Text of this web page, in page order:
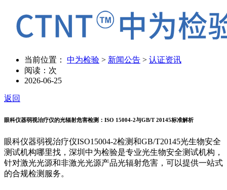
当前位置： 中为检验 > 新闻公告 > 认证资讯
阅读： 次
2026-06-25
返回
眼科仪器弱视治疗仪的光辐射危害检测：ISO 15004-2与GB/T 20145标准解析
眼科仪器弱视治疗仪ISO15004-2检测和GB/T20145光生物安全
测试机构哪里找，深圳中为检验是专业光生物安全测试机构，
针对激光光源和非激光光源产品光辐射危害，可以提供一站式
的合规检测服务。